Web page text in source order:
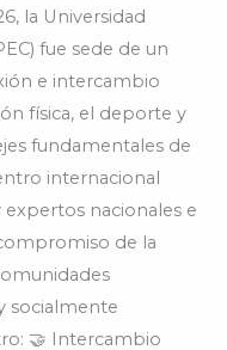
la Universidad
fue sede de un
e intercambio
física, el deporte y
fundamentales de
internacional
nacionales e
de la
socialmente
🤝 Intercambio